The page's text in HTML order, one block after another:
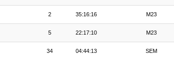
2 35:16:16 M23
5 22:17:10 M23
34 04:44:13 SEM